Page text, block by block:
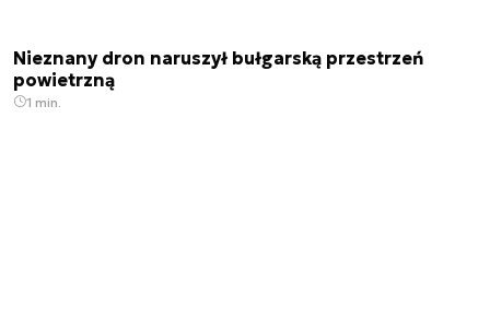
Nieznany dron naruszył bułgarską przestrzeń
powietrzną
1 min.